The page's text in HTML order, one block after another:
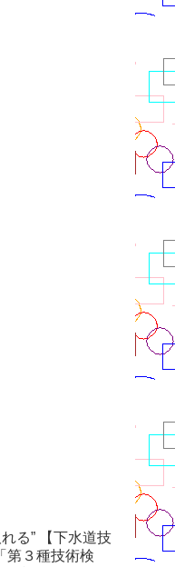
る” 【下水道技
第３種技術検